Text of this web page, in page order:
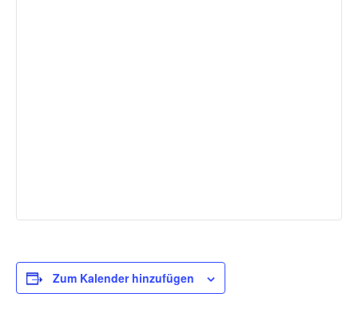
Zum Kalender hinzufügen